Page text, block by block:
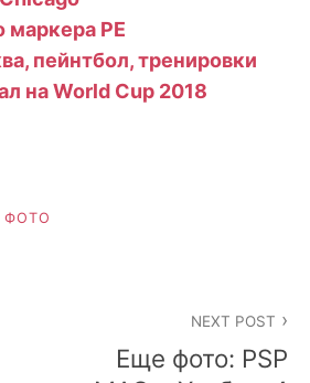
маркера PE
пейнтбол, тренировки
на World Cup 2018
ФОТО
NEXT POST
Еще фото: PSP